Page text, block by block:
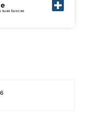
suas buscas